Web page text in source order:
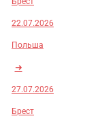
22.07.2026
Польша
➜
27.07.2026
Брест